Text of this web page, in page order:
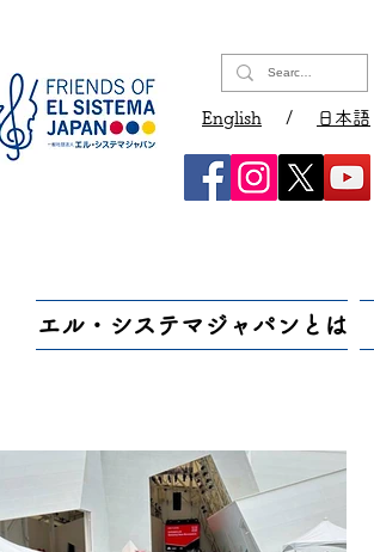
English / 日本語
エル・システマジャパンとは